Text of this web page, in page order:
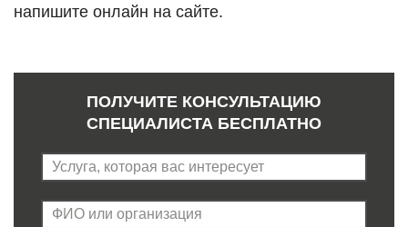
напишите онлайн на сайте.
ПОЛУЧИТЕ КОНСУЛЬТАЦИЮ
СПЕЦИАЛИСТА БЕСПЛАТНО